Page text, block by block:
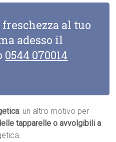
al tuo
adesso il
0544 070014
: un altro motivo per
tapparelle o avvolgibili a